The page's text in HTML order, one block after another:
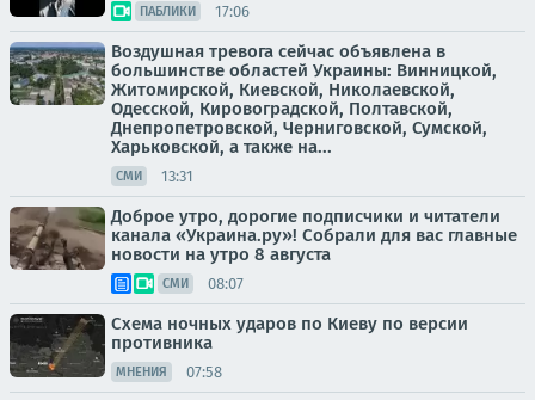
ПАБЛИКИ 17:06
Воздушная тревога сейчас объявлена в
большинстве областей Украины: Винницкой,
Житомирской, Киевской, Николаевской,
Одесской, Кировоградской, Полтавской,
Днепропетровской, Черниговской, Сумской,
Харьковской, а также на...
СМИ 13:31
Доброе утро, дорогие подписчики и читатели
канала «Украина.ру»! Собрали для вас главные
новости на утро 8 августа
СМИ 08:07
Схема ночных ударов по Киеву по версии
противника
МНЕНИЯ 07:58